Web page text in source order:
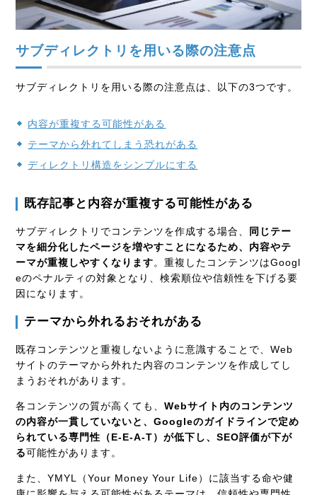
サブディレクトリを用いる際の注意点
サブディレクトリを用いる際の注意点は、以下の3つです。
内容が重複する可能性がある
テーマから外れてしまう恐れがある
ディレクトリ構造をシンプルにする
既存記事と内容が重複する可能性がある
サブディレクトリでコンテンツを作成する場合、
同じテー
マを細分化したページを増やすことになるため、内容やテ
ーマが重複しやすくなります。重複したコンテンツはGoogl
eのペナルティの対象となり、検索順位や信頼性を下げる要
因になります。
テーマから外れるおそれがある
既存コンテンツと重複しないように意識することで、Web
サイトのテーマから外れた内容のコンテンツを作成してし
まうおそれがあります。
各コンテンツの質が高くても、Webサイト内のコンテンツ
の内容が一貫していないと、Googleのガイドラインで定め
られている専門性（E-E-A-T）が低下し、SEO評価が下が
る可能性があります。
また、YMYL（Your Money Your Life）に該当する命や健